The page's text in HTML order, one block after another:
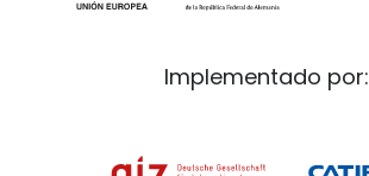
Implementado por: